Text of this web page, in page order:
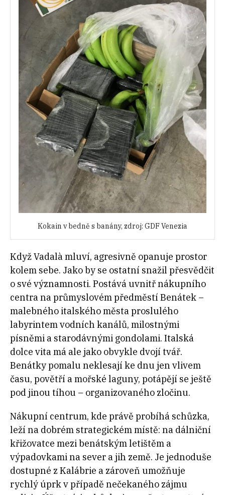
Kokain v bedně s banány, zdroj: GDF Venezia
Když Vadalà mluví, agresivně opanuje prostor
kolem sebe. Jako by se ostatní snažil přesvědčit
o své významnosti. Postává uvnitř nákupního
centra na průmyslovém předměstí Benátek –
malebného italského města proslulého
labyrintem vodních kanálů, milostnými
písněmi a starodávnými gondolami. Italská
dolce vita má ale jako obvykle dvojí tvář.
Benátky pomalu neklesají ke dnu jen vlivem
času, povětří a mořské laguny, potápějí se ještě
pod jinou tíhou – organizovaného zločinu.
Nákupní centrum, kde právě probíhá schůzka,
leží na dobrém strategickém místě: na dálniční
křižovatce mezi benátským letištěm a
výpadovkami na sever a jih země. Je jednoduše
dostupné z Kalábrie a zároveň umožňuje
rychlý úprk v případě nečekaného zájmu